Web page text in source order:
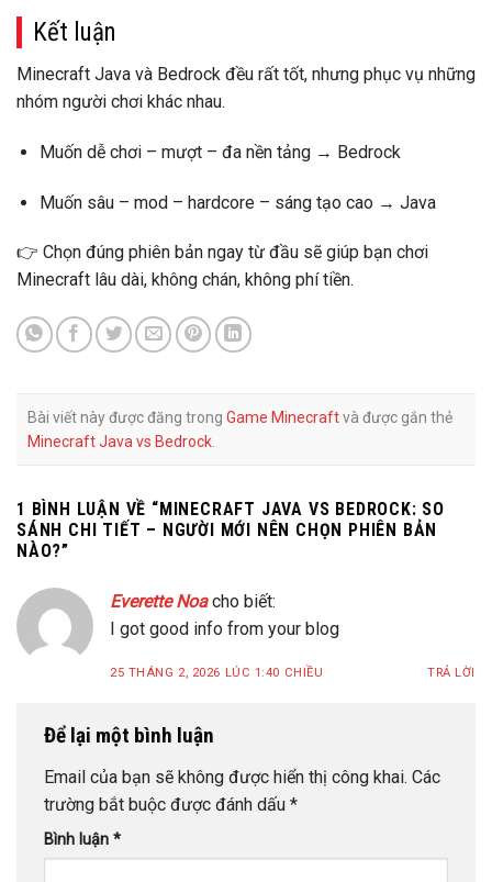
Kết luận
Minecraft Java và Bedrock đều rất tốt, nhưng phục vụ những
nhóm người chơi khác nhau.
Muốn dễ chơi – mượt – đa nền tảng→ Bedrock
Muốn sâu – mod – hardcore – sáng tạo cao→ Java
👉 Chọn đúng phiên bản ngay từ đầu sẽ giúp bạn chơi
Minecraft lâu dài, không chán, không phí tiền.
Bài viết này được đăng trong Game Minecraftvà được gắn thẻ
Minecraft Java vs Bedrock.
1 BÌNH LUẬN VỀ “ MINECRAFT JAVA VS BEDROCK: SO
SÁNH CHI TIẾT – NGƯỜI MỚI NÊN CHỌN PHIÊN BẢN
NÀO?”
Everette Noa cho biết:
I got good info from your blog
25 THÁNG 2, 2026 LÚC 1:40 CHIỀU TRẢ LỜI
Để lại một bình luận
Email của bạn sẽ không được hiển thị công khai. Các
trường bắt buộc được đánh dấu *
Bình luận *